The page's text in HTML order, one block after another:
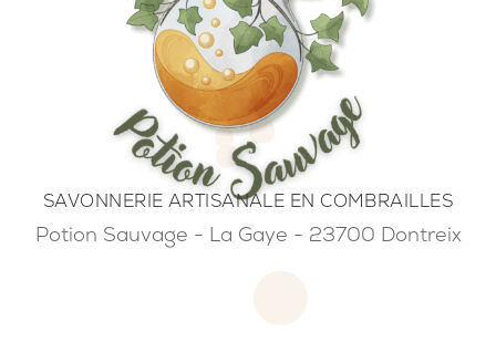
SAVONNERIE ARTISANALE EN COMBRAILLES
Potion Sauvage - La Gaye - 23700 Dontreix